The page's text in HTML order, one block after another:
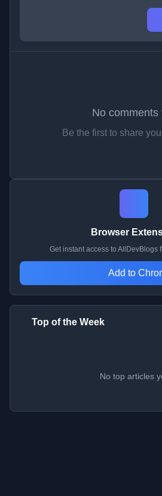
No comments
Be the first to share
Browser
Get instant access to AllDevBlogs
Add to
Top of the Week
No top articles